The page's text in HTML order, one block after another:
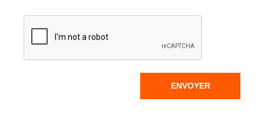
ENVOYER